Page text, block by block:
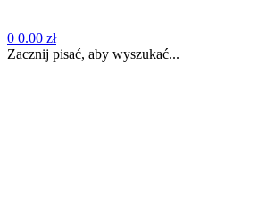
0 0.00 zł
Zacznij pisać, aby wyszukać...